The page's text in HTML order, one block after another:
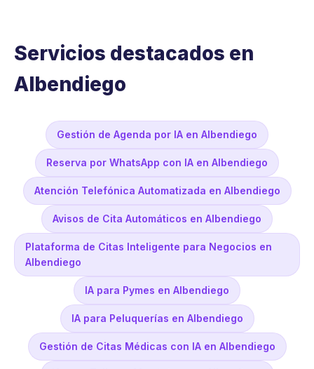
Servicios destacados en
Albendiego
Gestión de Agenda por IA en Albendiego
Reserva por WhatsApp con IA en Albendiego
Atención Telefónica Automatizada en Albendiego
Avisos de Cita Automáticos en Albendiego
Plataforma de Citas Inteligente para Negocios en
Albendiego
IA para Pymes en Albendiego
IA para Peluquerías en Albendiego
Gestión de Citas Médicas con IA en Albendiego